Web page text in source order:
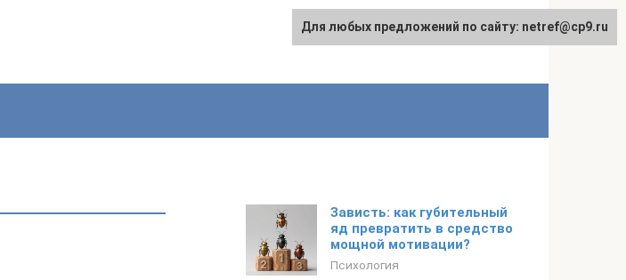
Зависть: как губительный
яд превратить в средство
мощной мотивации?
Психология
Для любых предложений по сайту: netref@cp9.ru